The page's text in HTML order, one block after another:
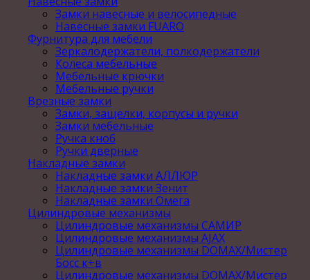
Замки навесные и велосипедные
Навесные замки FUARO
Фурнитура для мебели
Зеркалодержатели, полкодержатели
Колеса мебельные
Мебельные крючки
Мебельные ручки
Врезные замки
Замки, защелки, корпусы и ручки
Замки мебельные
Ручка кноб
Ручки дверные
Накладные замки
Накладные замки АЛЛЮР
Накладные замки Зенит
Накладные замки Омега
Цилиндровые механизмы
Цилиндровые механизмы САМИР
Цилиндровые механизмы AJAX
Цилиндровые механизмы DOMAX/Мистер
Босс к+в
Цилиндровые механизмы DOMAX/Мистер